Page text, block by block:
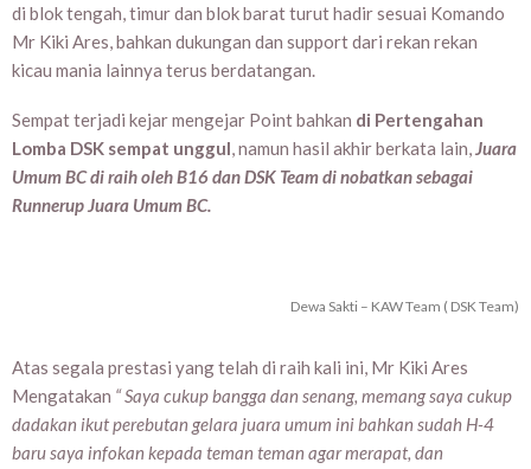
di blok tengah, timur dan blok barat turut hadir sesuai Komando
Mr Kiki Ares, bahkan dukungan dan support dari rekan rekan
kicau mania lainnya terus berdatangan.
Sempat terjadi kejar mengejar Point bahkan di Pertengahan
Lomba DSK sempat unggul, namun hasil akhir berkata lain,Juara
Umum BC di raih oleh B16 dan DSK Team di nobatkan sebagai
Runnerup Juara Umum BC.
Dewa Sakti – KAW Team ( DSK Team)
Atas segala prestasi yang telah di raih kali ini, Mr Kiki Ares
Mengatakan “ Saya cukup bangga dan senang, memang saya cukup
dadakan ikut perebutan gelara juara umum ini bahkan sudah H-4
baru saya infokan kepada teman teman agar merapat, dan